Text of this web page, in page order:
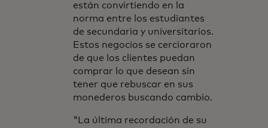
están convirtiendo en la
norma entre los estudiantes
de secundaria y universitarios.
Estos negocios se cercioraron
de que los clientes puedan
comprar lo que desean sin
tener que rebuscar en sus
monederos buscando cambio.
"La última recordación de su